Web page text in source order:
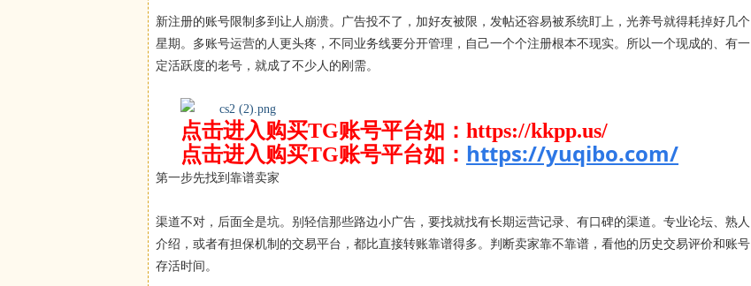
新注册的账号限制多到让人崩溃。广告投不了，加好友被限，发帖还容易被系统盯上，光养号就得耗掉好几个
星期。多账号运营的人更头疼，不同业务线要分开管理，自己一个个注册根本不现实。所以一个现成的、有一
定活跃度的老号，就成了不少人的刚需。
点击进入购买TG账号平台如 ：https://kkpp.us/
点击进入购买TG账号平台如 ： https://yuqibo.com/
第一步先找到靠谱卖家
渠道不对，后面全是坑。别轻信那些路边小广告，要找就找有长期运营记录、有口碑的渠道。专业论坛、熟人
介绍，或者有担保机制的交易平台，都比直接转账靠谱得多。判断卖家靠不靠谱，看他的历史交易评价和账号
存活时间。